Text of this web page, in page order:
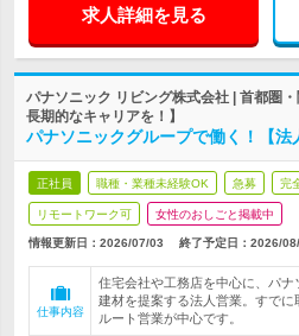
求人詳細を見る
パナソニック リビング株式会社 | 首都圏
長期的なキャリアを！】
パナソニックグループで働く！【法
正社員 職種・業種未経験OK 急募 完
リモートワーク可 女性のおしごと掲載中
情報更新日：2026/07/03 終了予定日： 2026/
仕事内容
住宅会社や工務店を中心に、パ
建材を提案する法人営業。すで
ルート営業が中心です。